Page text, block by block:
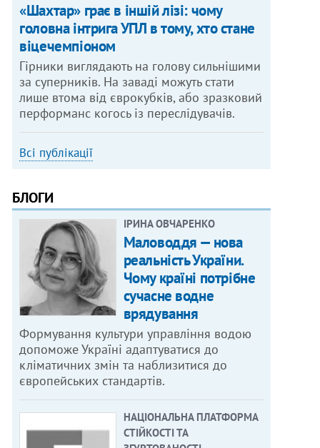
«Шахтар» грає в іншій лізі: чому
головна інтрига УПЛ в тому, хто стане
віцечемпіоном
Гірники виглядають на голову сильнішими
за суперників. На заваді можуть стати
лише втома від єврокубків, або зразковий
перформанс когось із переслідувачів.
Всі публікації
БЛОГИ
ІРИНА ОВЧАРЕНКО
Маловоддя — нова
реальність України.
Чому країні потрібне
сучасне водне
врядування
Формування культури управління водою
допоможе Україні адаптуватися до
кліматичних змін та наблизитися до
європейських стандартів.
НАЦІОНАЛЬНА ПЛАТФОРМА
СТІЙКОСТІ ТА